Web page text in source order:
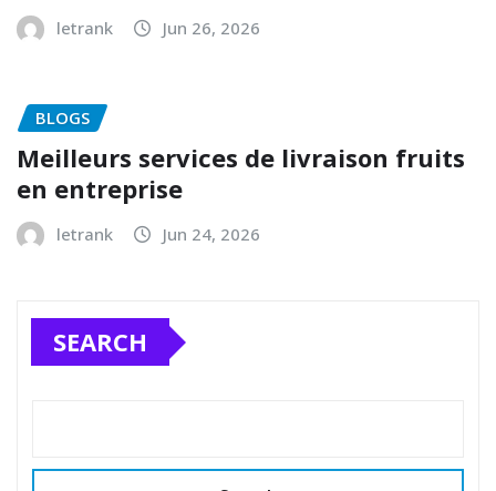
letrank Jun 26, 2026
BLOGS
Meilleurs services de livraison fruits
en entreprise
letrank Jun 24, 2026
SEARCH